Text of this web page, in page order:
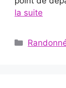
la suite